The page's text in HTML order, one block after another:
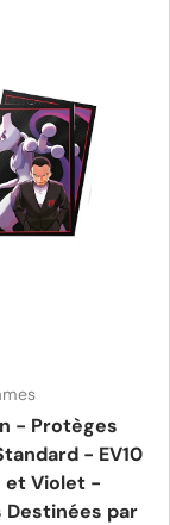
- Protèges
- EV10
et Violet -
Destinées par